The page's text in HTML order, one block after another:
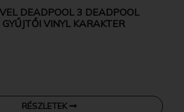
DEADPOOL 3 DEADPOOL
VINYL KARAKTER
RÉSZLETEK